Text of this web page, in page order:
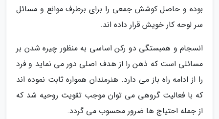
بوده و حاصل کوشش جمعی را برای برطرف موانع و مسائل
سر لوحه کار خویش قرار داده اند.
انسجام و همبستگی دو رکن اساسی به منظور چیره شدن بر
مسائلی است که ذهن را از هدف اصلی دور می نماید و فرد
را از ادامه راه باز می دارد. هنرمندان همواره ثابت نموده اند
که با فعالیت گروهی می توان موجب تقویت روحیه شد که
از جمله احتیاج ها ضرور محسوب می گردد.